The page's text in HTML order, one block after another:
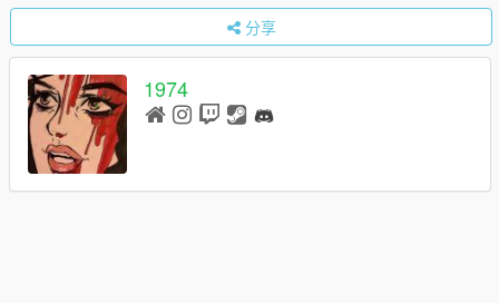
分享
1974